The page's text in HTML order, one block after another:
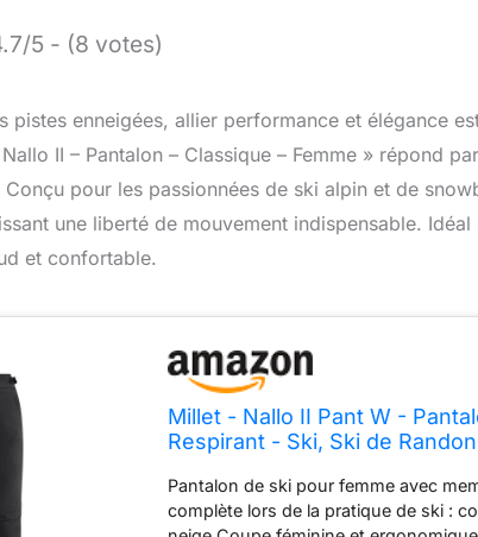
5 - (8 votes)
pistes enneigées, allier performance et élégance
II – Pantalon – Classique – Femme » répond
pour les passionnées de ski alpin et de
une liberté de mouvement indispensable.
et confortable.
Millet - Nallo II Pant W -
Respirant - Ski, Ski de
Pantalon de ski pour femme avec
complète lors de la pratique de ski :